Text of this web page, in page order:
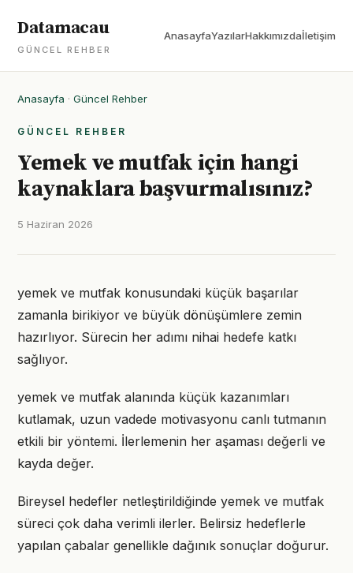
Datamacau
GÜNCEL REHBER
AnasayfaYazılarHakkımızdaİletişim
Anasayfa · Güncel Rehber
GÜNCEL REHBER
Yemek ve mutfak için hangi
kaynaklara başvurmalısınız?
5 Haziran 2026
yemek ve mutfak konusundaki küçük başarılar
zamanla birikiyor ve büyük dönüşümlere zemin
hazırlıyor. Sürecin her adımı nihai hedefe katkı
sağlıyor.
yemek ve mutfak alanında küçük kazanımları
kutlamak, uzun vadede motivasyonu canlı tutmanın
etkili bir yöntemi. İlerlemenin her aşaması değerli ve
kayda değer.
Bireysel hedefler netleştirildiğinde yemek ve mutfak
süreci çok daha verimli ilerler. Belirsiz hedeflerle
yapılan çabalar genellikle dağınık sonuçlar doğurur.